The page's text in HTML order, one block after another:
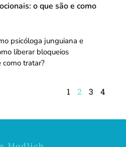
o que são e como
psicóloga junguiana e
liberar bloqueios
como tratar?
1 2 3 4